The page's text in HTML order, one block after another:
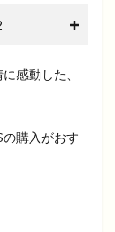
感動した、
購入がおす